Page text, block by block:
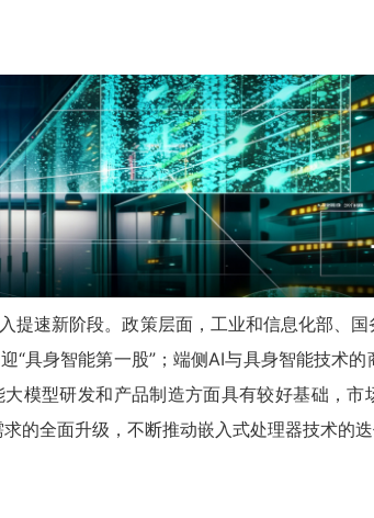
速新阶段。政策层面，工业和信息化部、
具身智能第一股”；端侧AI与具身智能技术
模型研发和产品制造方面具有较好基础，
全面升级，不断推动嵌入式处理器技术的迭